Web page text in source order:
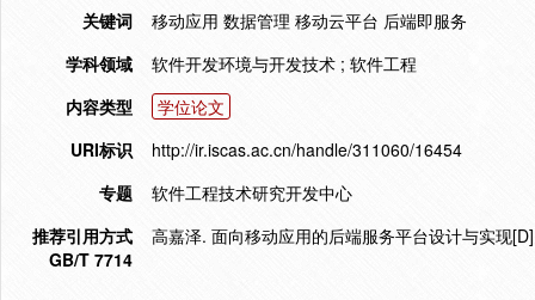
关键词
移动应用 数据管理 移动云平台 后端即服务
学科领域
软件开发环境与开发技术 ; 软件工程
内容类型
学位论文
URI标识
http://ir.iscas.ac.cn/handle/311060/16454
专题
软件工程技术研究开发中心
推荐引用方式
GB/T 7714
高嘉泽. 面向移动应用的后端服务平台设计与实现